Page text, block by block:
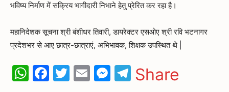
भविष्य निर्माण में सक्रिय भागीदारी निभाने हेतु प्रेरित कर रहा है।
महानिदेशक सूचना श्री बंशीधर तिवारी, डायरेक्टर एसओए श्री रवि भटनागर
प्रदेशभर से आए छात्र-छात्राएं, अभिभावक, शिक्षक उपस्थित थे |
WhatsApp
Facebook
Twitter
EmailMessenger
Telegram
Share